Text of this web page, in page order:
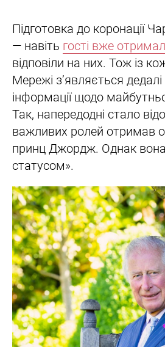
Підготовка до коронації
— навіть гості вже
відповіли на них. Тож із
Мережі з’являється
інформації щодо
Так, напередодні стало
важливих ролей отримав
принц Джордж. Однак
статусом».